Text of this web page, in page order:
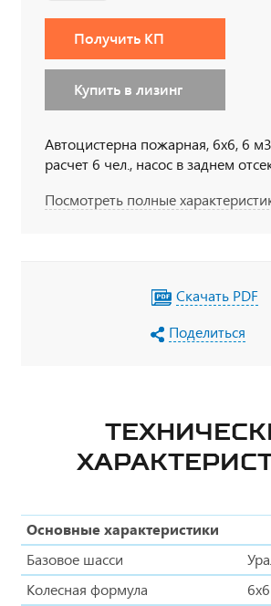
Получить КП
Купить в лизинг
Автоцистерна пожарная, 6х6, 6
расчет 6 чел., насос в заднем
Посмотреть полные
Скачать PDF
Поделиться
Основные характеристики
Базовое шасси
Колесная формула
6x6